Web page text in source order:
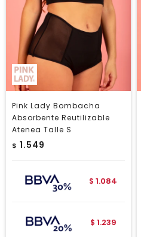
Pink Lady Bombacha
Absorbente Reutilizable
Atenea Talle S
$ 1.549
$ 1.084
$ 1.239